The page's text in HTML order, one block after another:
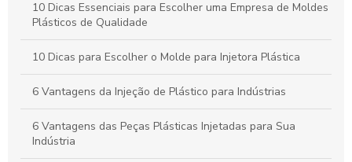
10 Dicas Essenciais para Escolher uma Empresa de Moldes
Plásticos de Qualidade
10 Dicas para Escolher o Molde para Injetora Plástica
6 Vantagens da Injeção de Plástico para Indústrias
6 Vantagens das Peças Plásticas Injetadas para Sua
Indústria